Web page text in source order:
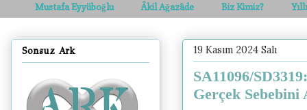
Mustafa Eyyüboğlu Âkil Ağazâde Biz Kimiz?
19 Kasım 2024 Salı
SA11096/
Gerçek Sebebini
Sonsuz Ark